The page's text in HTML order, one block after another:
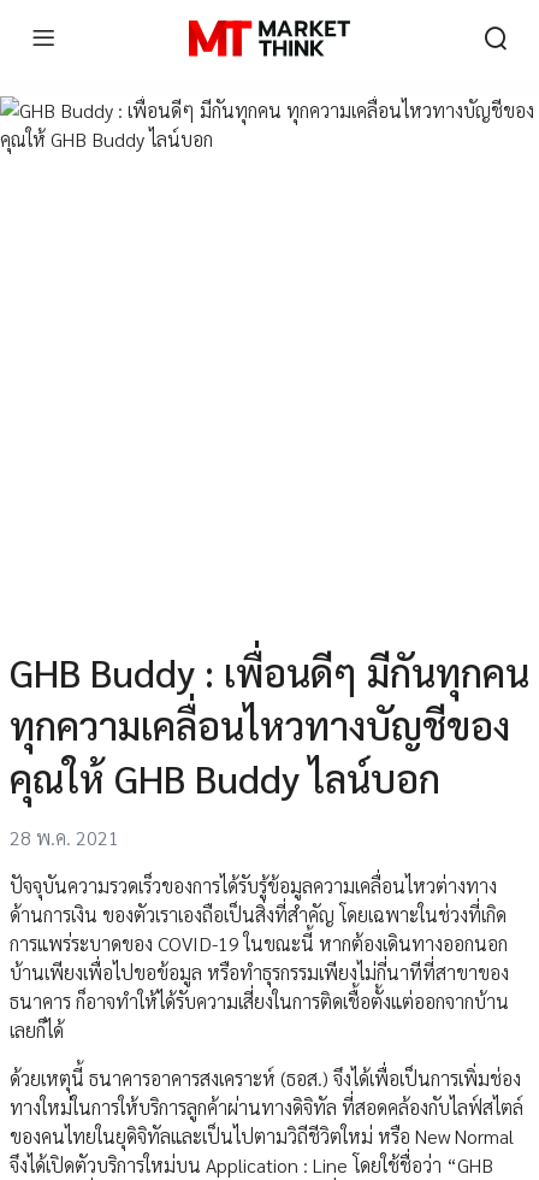
GHB Buddy : เพื่อนดีๆ มีกันทุกคน
ทุกความเคลื่อนไหวทางบัญชีของ
คุณให้ GHB Buddy ไลน์บอก
28 พ.ค. 2021
ปัจจุบันความรวดเร็วของการได้รับรู้ข้อมูลความเคลื่อนไหวต่างทาง
ด้านการเงิน ของตัวเราเองถือเป็นสิ่งที่สำคัญ โดยเฉพาะในช่วงที่เกิด
การแพร่ระบาดของ COVID-19 ในขณะนี้ หากต้องเดินทางออกนอก
บ้านเพียงเพื่อไปขอข้อมูล หรือทำธุรกรรมเพียงไม่กี่นาทีที่สาขาของ
ธนาคาร ก็อาจทำให้ได้รับความเสี่ยงในการติดเชื้อตั้งแต่ออกจากบ้าน
เลยก็ได้
ด้วยเหตุนี้ ธนาคารอาคารสงเคราะห์ (ธอส.) จึงได้เพื่อเป็นการเพิ่มช่อง
ทางใหม่ในการให้บริการลูกค้าผ่านทางดิจิทัล ที่สอดคล้องกับไลฟ์สไตล์
ของคนไทยในยุดิจิทัลและเป็นไปตามวิถีชีวิตใหม่ หรือ New Normal
จึงได้เปิดตัวบริการใหม่บน Application : Line โดยใช้ชื่อว่า “GHB